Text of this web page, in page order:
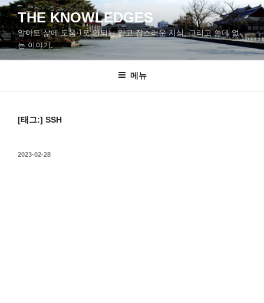
콘
츠
로
바
THE KNOWLEDGES
알아도 삶에 도움 1도 안되는 얕고 잡스러운 지식, 그리고 쓸데 없
는 이야기.
메뉴
[태그:] SSH
작
2023-02-28